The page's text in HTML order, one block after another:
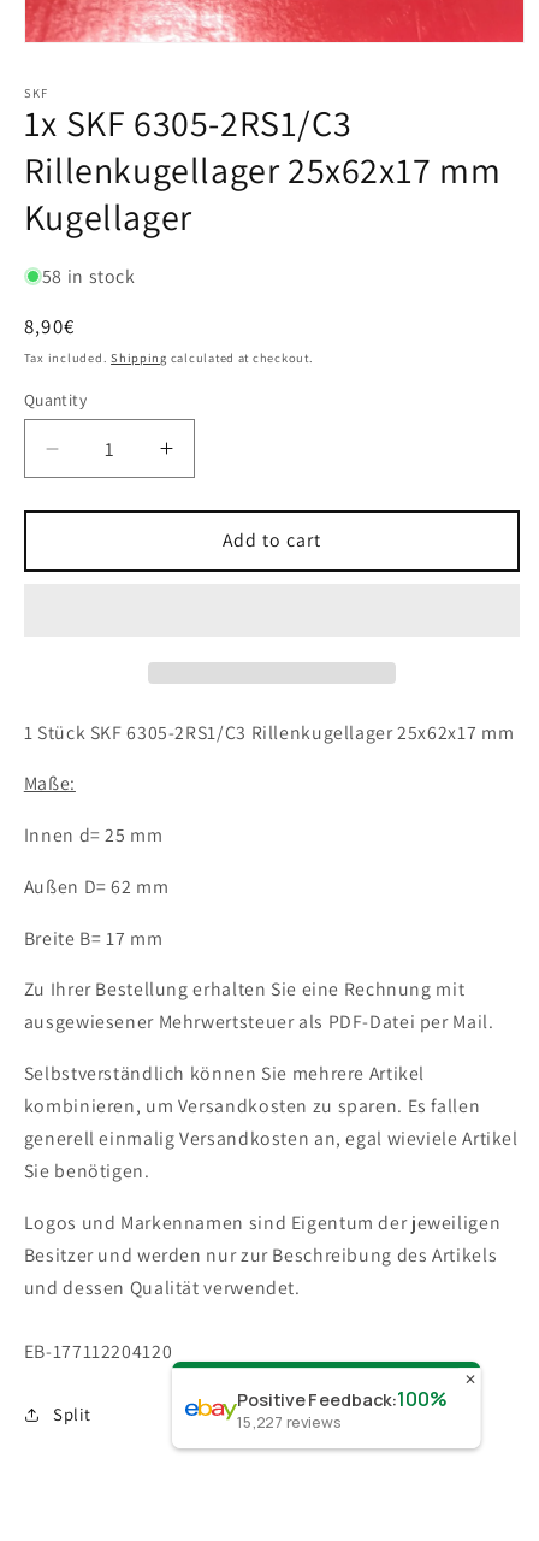
SKF
1x SKF 6305-2RS1/C3
Rillenkugellager 25x62x17 mm
Kugellager
58 in stock
Regular
price
8,90€
Tax included.Shipping calculated at checkout.
Quantity
Decrease
quantity
for
SKF
25x62x17
Kugellager
Increase
quantity
for
SKF
Kugellager
Add to cart
1 Stück SKF 6305-2RS1/C3 Rillenkugellager 25x62x17 mm
Maße:
Innen d= 25 mm
Außen D= 62 mm
Breite B= 17 mm
Zu Ihrer Bestellung erhalten Sie eine Rechnung mit
ausgewiesener Mehrwertsteuer als PDF-Datei per Mail.
Selbstverständlich können Sie mehrere Artikel
kombinieren, um Versandkosten zu sparen. Es fallen
generell einmalig Versandkosten an, egal wieviele Artikel
Sie benötigen.
Logos und Markennamen sind Eigentum der jeweiligen
Besitzer und werden nur zur Beschreibung des Artikels
und dessen Qualität verwendet.
SKU:
EB-177112204120
Split
✕
Positive Feedback:100%
15,227 reviews